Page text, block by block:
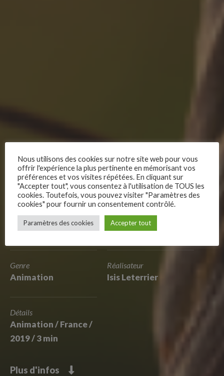
Follow Us
Nature
Les habitants de la forêt accueillent un oiseau en peine et
tout prend vie dans un délicat opéra miniature, le temps d’une
Genre
Animation
Réalisateur
Isis Leterrier
Détails
Animation / France /
2019 / 3 min
Plus d'infos
Nous utilisons des cookies sur notre site web pour vous
offrir l'expérience la plus pertinente en mémorisant vos
préférences et vos visites répétées. En cliquant sur
"Accepter tout", vous consentez à l'utilisation de TOUS les
cookies. Toutefois, vous pouvez visiter "Paramètres des
cookies" pour fournir un consentement contrôlé.
Paramètres des cookies Accepter tout